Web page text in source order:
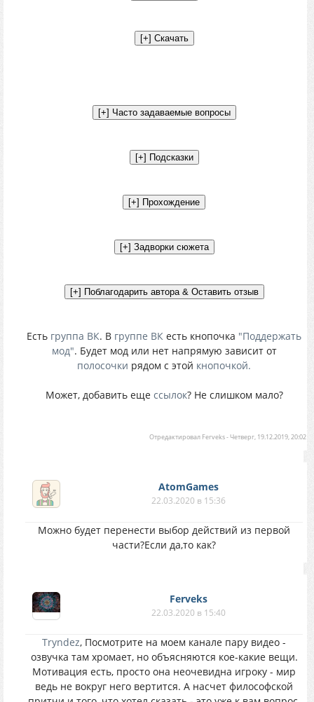
Есть группа ВК. В группе ВК есть кнопочка "Поддержать
мод". Будет мод или нет напрямую зависит от
полосочки рядом с этой кнопочкой.
Может, добавить еще ссылок? Не слишком мало?
Отредактировал Ferveks-Четверг, 19.12.2019, 20:02
AtomGames
22.03.2020 в 15:36
Можно будет перенести выбор действий из первой
части?Если да,то как?
Ferveks
22.03.2020 в 15:40
Tryndez, Посмотрите на моем канале пару видео -
озвучка там хромает, но объясняются кое-какие вещи.
Мотивация есть, просто она неочевидна игроку - мир
ведь не вокруг него вертится. А насчет философской